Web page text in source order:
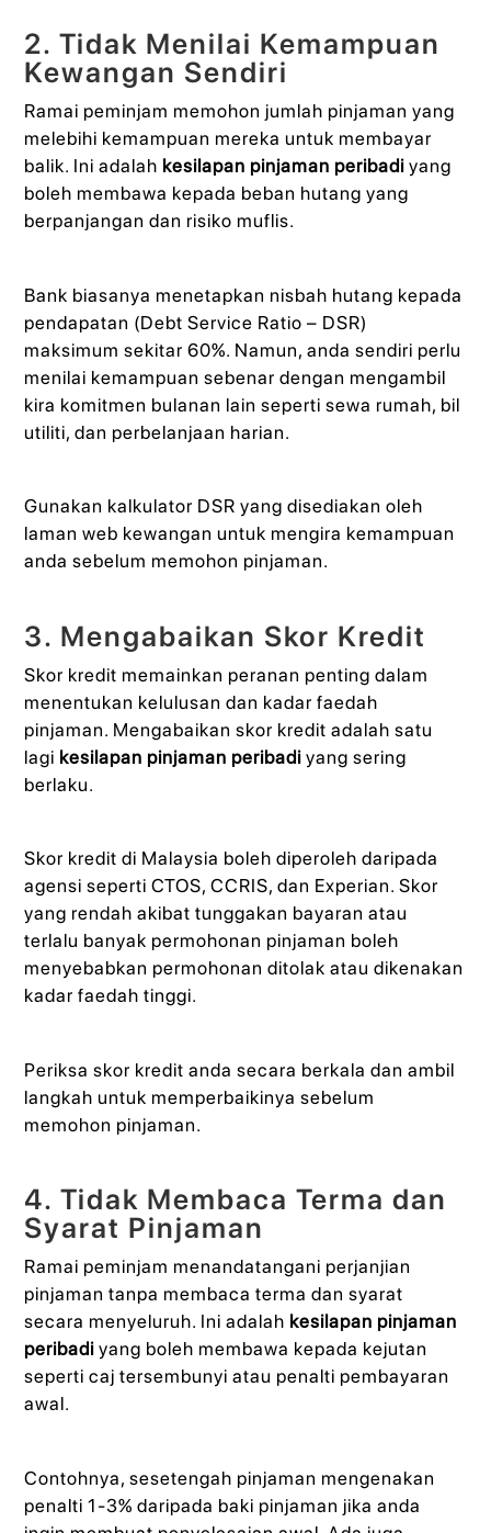
2. Tidak Menilai Kemampuan
Kewangan Sendiri
Ramai peminjam memohon jumlah pinjaman yang
melebihi kemampuan mereka untuk membayar
balik. Ini adalah kesilapan pinjaman peribadi yang
boleh membawa kepada beban hutang yang
berpanjangan dan risiko muflis.
Bank biasanya menetapkan nisbah hutang kepada
pendapatan (Debt Service Ratio – DSR)
maksimum sekitar 60%. Namun, anda sendiri perlu
menilai kemampuan sebenar dengan mengambil
kira komitmen bulanan lain seperti sewa rumah, bil
utiliti, dan perbelanjaan harian.
Gunakan kalkulator DSR yang disediakan oleh
laman web kewangan untuk mengira kemampuan
anda sebelum memohon pinjaman.
3. Mengabaikan Skor Kredit
Skor kredit memainkan peranan penting dalam
menentukan kelulusan dan kadar faedah
pinjaman. Mengabaikan skor kredit adalah satu
lagi kesilapan pinjaman peribadi yang sering
berlaku.
Skor kredit di Malaysia boleh diperoleh daripada
agensi seperti CTOS, CCRIS, dan Experian. Skor
yang rendah akibat tunggakan bayaran atau
terlalu banyak permohonan pinjaman boleh
menyebabkan permohonan ditolak atau dikenakan
kadar faedah tinggi.
Periksa skor kredit anda secara berkala dan ambil
langkah untuk memperbaikinya sebelum
memohon pinjaman.
4. Tidak Membaca Terma dan
Syarat Pinjaman
Ramai peminjam menandatangani perjanjian
pinjaman tanpa membaca terma dan syarat
secara menyeluruh. Ini adalah kesilapan pinjaman
peribadi yang boleh membawa kepada kejutan
seperti caj tersembunyi atau penalti pembayaran
awal.
Contohnya, sesetengah pinjaman mengenakan
penalti 1-3% daripada baki pinjaman jika anda